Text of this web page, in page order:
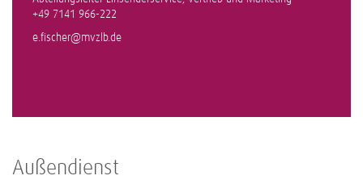
+49 7141 966-222
e.fischer@mvzlb.de
Außendienst